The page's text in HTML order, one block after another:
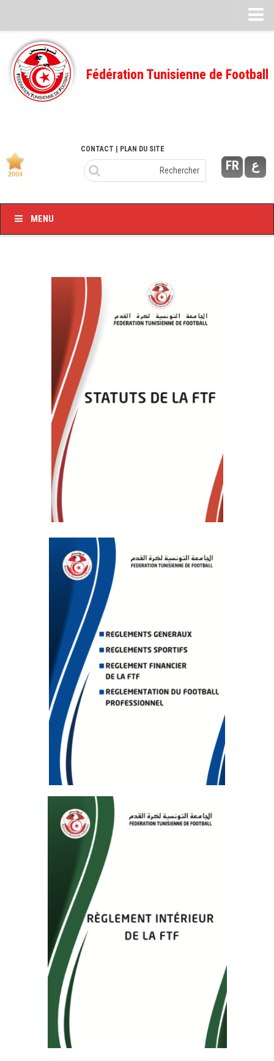
Feuille de match
FMI – 2022/2023
Ligue I – 2022/2023
Ligue I – 2020/2021
Ligue I – 2019/2020
Feuille de match 2017/2018
–Ligue I–
–Ligue II–
Feuille de match 2016/2017
-Ligue I-
-Ligue II-
-Ligue III-
Fédération Tunisienne de Football
FR ع
CONTACT | PLAN DU SITE
MENU